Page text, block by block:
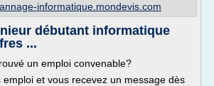
informatique.mondevis.com
débutant informatique
...
un emploi convenable?
emploi et vous recevez un message dès